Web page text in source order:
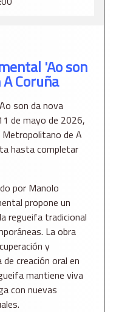
'Ao son
Coruña
son da nova
de mayo de 2026,
de A
hasta completar
por Manolo
propone un
regueifa tradicional
La obra
y
creación oral en
mantiene viva
con nuevas